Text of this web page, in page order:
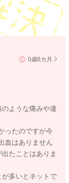
0歳6カ月
ような痛みや違
ったのですが今
血はありません
たことはありま
多いとネットで